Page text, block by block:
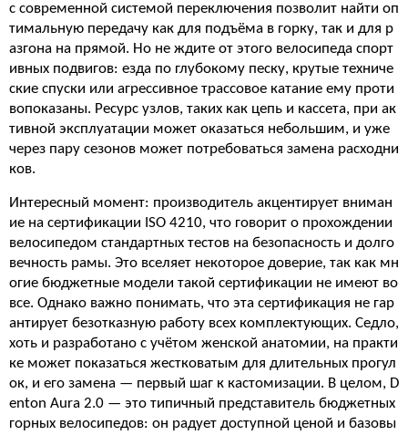
с современной системой переключения позволит найти оп
тимальную передачу как для подъёма в горку, так и для р
азгона на прямой. Но не ждите от этого велосипеда спорт
ивных подвигов: езда по глубокому песку, крутые техниче
ские спуски или агрессивное трассовое катание ему проти
вопоказаны. Ресурс узлов, таких как цепь и кассета, при ак
тивной эксплуатации может оказаться небольшим, и уже
через пару сезонов может потребоваться замена расходни
ков.
Интересный момент: производитель акцентирует вниман
ие на сертификации ISO 4210, что говорит о прохождении
велосипедом стандартных тестов на безопасность и долго
вечность рамы. Это вселяет некоторое доверие, так как мн
огие бюджетные модели такой сертификации не имеют во
все. Однако важно понимать, что эта сертификация не гар
антирует безотказную работу всех комплектующих. Седло,
хоть и разработано с учётом женской анатомии, на практи
ке может показаться жестковатым для длительных прогул
ок, и его замена — первый шаг к кастомизации. В целом, D
enton Aura 2.0 — это типичный представитель бюджетных
горных велосипедов: он радует доступной ценой и базовы